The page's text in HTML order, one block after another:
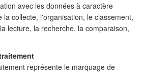
avec les données à caractère
la collecte, l'organisation, le classement,
lecture, la recherche, la comparaison,
représente le marquage de